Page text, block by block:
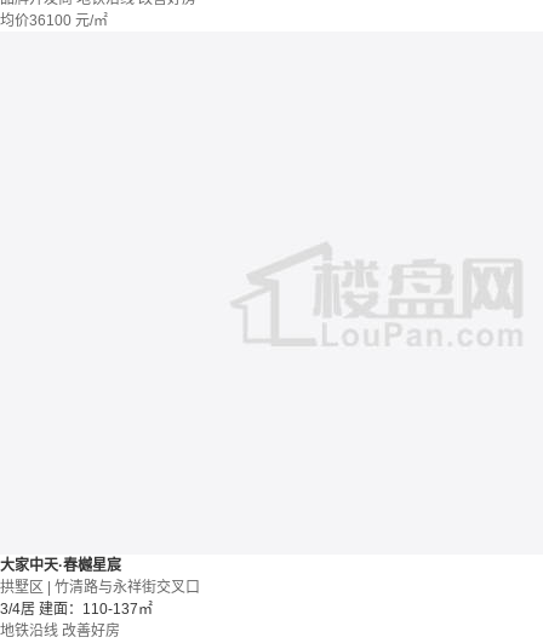
均价36100 元/㎡
大家中天·春樾星宸
拱墅区 | 竹清路与永祥街交叉口
3/4居 建面：110-137㎡
地铁沿线 改善好房